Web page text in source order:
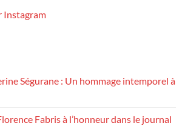
Instagram
Ségurane : Un hommage intemporel à
Fabris à l’honneur dans le journal